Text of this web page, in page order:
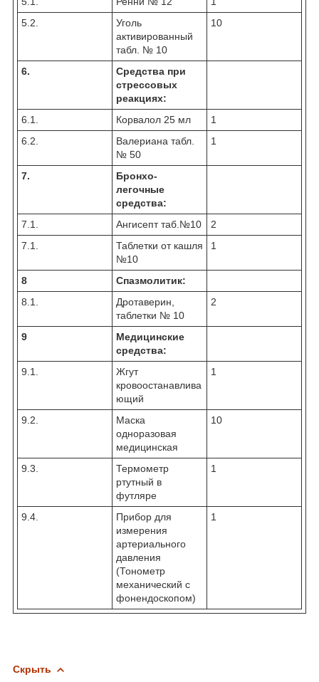
5.2.
Уголь
активированный
табл. № 10
10
6.
Средства при
стрессовых
реакциях:
6.1.
Корвалол 25 мл
1
6.2.
Валериана табл.
№ 50
1
7.
Бронхо-
легочные
средства:
7.1.
Ангисепт таб.№10
2
7.1.
Таблетки от кашля
№10
1
8
Спазмолитик:
8.1.
Дротаверин,
таблетки № 10
2
9
Медицинские
средства:
9.1.
Жгут
кровоостанавлива
ющий
1
9.2.
Маска
одноразовая
медицинская
10
9.3.
Термометр
ртутный в
футляре
1
9.4.
Прибор для
измерения
артериального
давления
(Тонометр
механический с
фонендоскопом)
1
Скрыть